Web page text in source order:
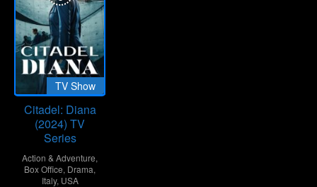
TV Show
Citadel: Diana
(2024) TV
Series
Action & Adventure,
Box Office, Drama,
Italy, USA